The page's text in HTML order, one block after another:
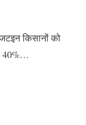
किसानों को
40%…